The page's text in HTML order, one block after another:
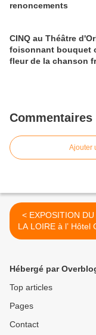
renoncements
CINQ au Théâtre
foisonnant bouquet offert
fleur de la chanson
Commentaires
Ajouter
< EXPOSITION DU NIL À
LA LOIRE à l’ Hôtel
ORLEANS du 16
Hébergé par
Top articles
Pages
Contact